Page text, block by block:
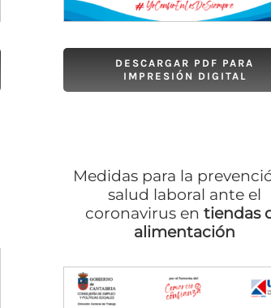
DESCARGAR PDF PARA
IMPRESIÓN DIGITAL
Medidas para la
salud laboral ante el
coronavirus entiendas
alimentación